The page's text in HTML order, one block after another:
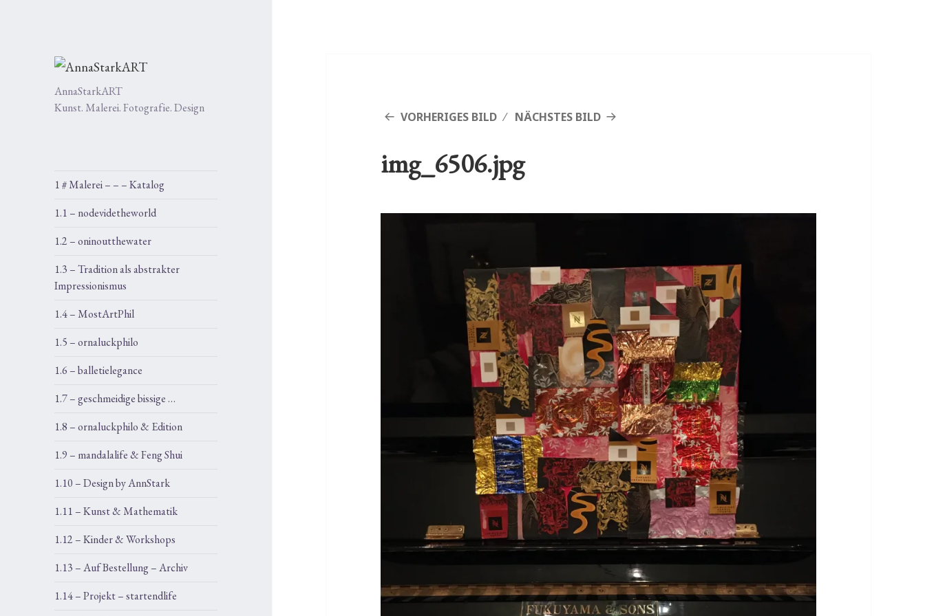
AnnaStarkART
Kunst. Malerei. Fotografie. Design
1 # Malerei – – – Katalog
1.1 – nodevidetheworld
1.2 – oninoutthewater
1.3 – Tradition als abstrakter
Impressionismus
1.4 – MostArtPhil
1.5 – ornaluckphilo
1.6 – balletielegance
1.7 – geschmeidige bissige …
1.8 – ornaluckphilo & Edition
1.9 – mandalalife & Feng Shui
1.10 – Design by AnnStark
1.11 – Kunst & Mathematik
1.12 – Kinder & Workshops
1.13 – Auf Bestellung – Archiv
1.14 – Projekt – startendlife
VORHERIGES BILD NÄCHSTES BILD
img_6506.jpg